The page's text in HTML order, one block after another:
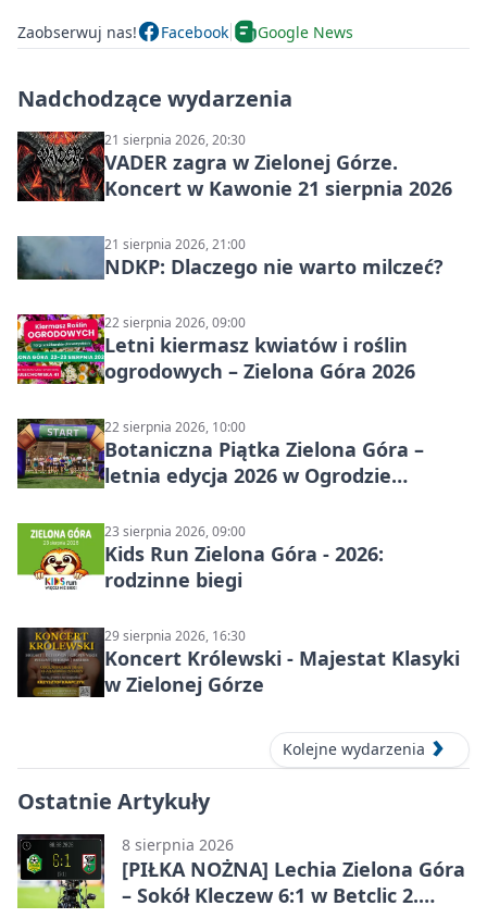
Zaobserwuj nas! Facebook Google News
Nadchodzące wydarzenia
21 sierpnia 2026, 20:30
VADER zagra w Zielonej Górze.
Koncert w Kawonie 21 sierpnia 2026
21 sierpnia 2026, 21:00
NDKP: Dlaczego nie warto milczeć?
22 sierpnia 2026, 09:00
Letni kiermasz kwiatów i roślin
ogrodowych – Zielona Góra 2026
22 sierpnia 2026, 10:00
Botaniczna Piątka Zielona Góra –
letnia edycja 2026 w Ogrodzie
23 sierpnia 2026, 09:00
Kids Run Zielona Góra - 2026:
rodzinne biegi
29 sierpnia 2026, 16:30
Koncert Królewski - Majestat Klasyki
w Zielonej Górze
Kolejne wydarzenia
Ostatnie Artykuły
8 sierpnia 2026
[PIŁKA NOŻNA] Lechia Zielona Góra
– Sokół Kleczew 6:1 w Betclic 2.